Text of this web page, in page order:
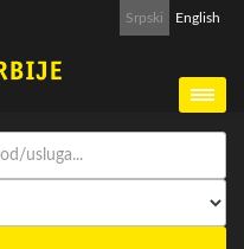
Srpski English